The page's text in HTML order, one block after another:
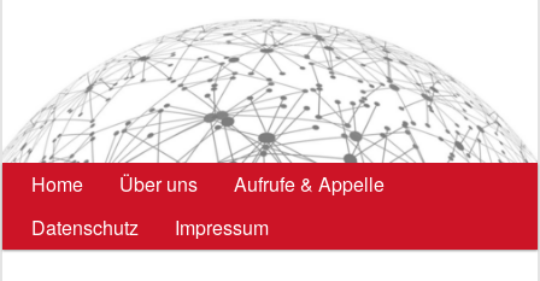
Hauptmenü
Home Über uns
Aufrufe & Appelle
Datenschutz
Impressum